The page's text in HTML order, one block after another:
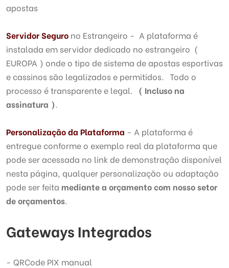
apostas
Servidor Seguro no Estrangeiro - A plataforma é
instalada em servidor dedicado no estrangeiro (
EUROPA ) onde o tipo de sistema de apostas esportivas
e cassinos são legalizados e permitidos. Todo o
processo é transparente e legal. ( Incluso na
assinatura ).
Personalização da Plataforma - A plataforma é
entregue conforme o exemplo real da plataforma que
pode ser acessada no link de demonstração disponível
nesta página, qualquer personalização ou adaptação
pode ser feita mediante a orçamento com nosso setor
de orçamentos.
Gateways Integrados
- QRCode PIX manual